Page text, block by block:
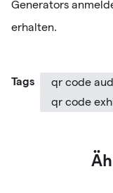
Generators
erhalten.
Tags qr code
qr code